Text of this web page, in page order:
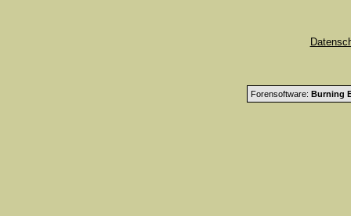
Forensoftware: Burning